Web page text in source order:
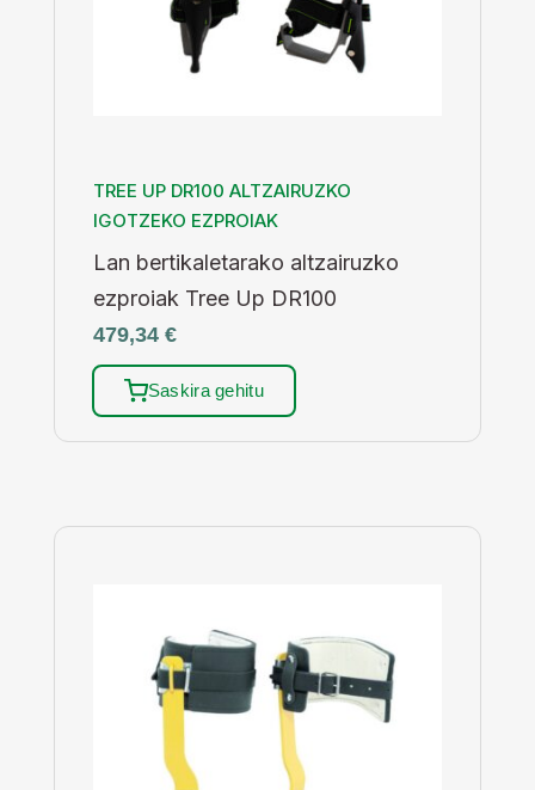
TREE UP DR100 ALTZAIRUZKO
IGOTZEKO EZPROIAK
Lan bertikaletarako altzairuzko
ezproiak Tree Up DR100
479,34 €
Saskira gehitu